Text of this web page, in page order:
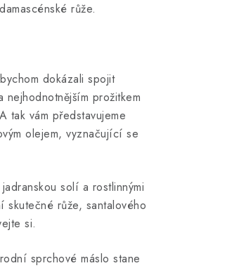
růže.
dokázali spojit
prožitkem
tak vám představujeme
olejem, vyznačující se
solí a rostlinnými
skutečné růže, santalového
si.
sprchové máslo stane